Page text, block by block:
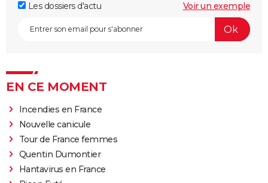
Les dossiers d'actu
Voir un exemple
EN CE MOMENT
Incendies en France
Nouvelle canicule
Tour de France femmes
Quentin Dumontier
Hantavirus en France